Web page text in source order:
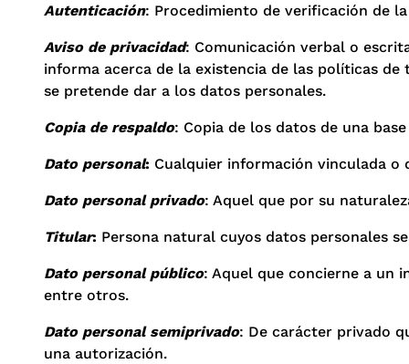
Autenticación: Procedimiento de verificación de
Aviso de privacidad: Comunicación verbal o
informa acerca de la existencia de las políticas
se pretende dar a los datos personales.
Copia de respaldo: Copia de los datos de una
Dato personal: Cualquier información vinculada o
Dato personal privado: Aquel que por su
Titular: Persona natural cuyos datos personales
Dato personal público: Aquel que concierne a un
entre otros.
Dato personal semiprivado: De carácter privado
una autorización.